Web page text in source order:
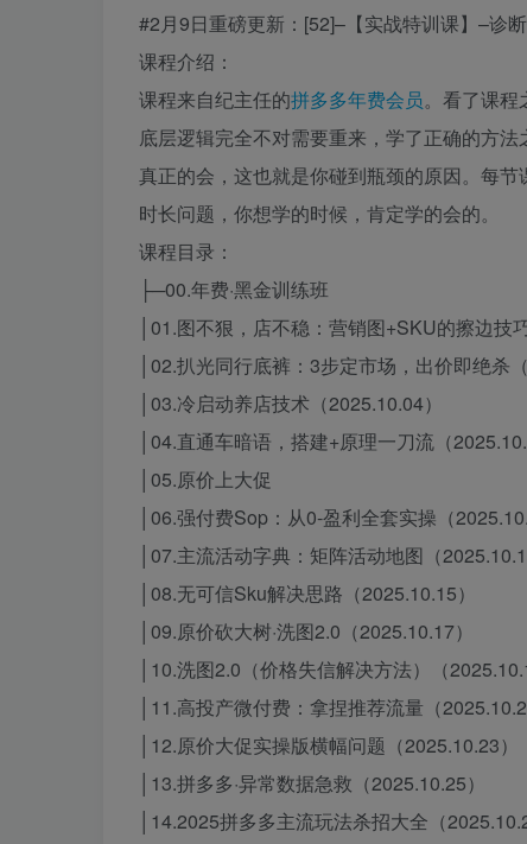
#2月9日重磅更新：[52]–【实战特训课】–诊
课程介绍：
课程来自纪主任的拼多多年费会员。看了课程
底层逻辑完全不对需要重来，学了正确的方法
真正的会，这也就是你碰到瓶颈的原因。每
时长问题，你想学的时候，肯定学的会的。
课程目录：
├─00.年费·黑金训练班
│01.图不狠，店不稳：营销图+SKU的擦边技
│02.扒光同行底裤：3步定市场，出价即绝杀
│03.冷启动养店技术（2025.10.04）
│04.直通车暗语，搭建+原理一刀流（
│05.原价上大促
│06.强付费Sop：从0-盈利全套实操（
│07.主流活动字典：矩阵活动地图（
│08.无可信Sku解决思路（2025.10.15）
│09.原价砍大树·洗图2.0（2025.10.17）
│10.洗图2.0（价格失信解决方法）（
│11.高投产微付费：拿捏推荐流量（
│12.原价大促实操版横幅问题（2025.10.23）
│13.拼多多·异常数据急救（2025.10.25）
│14.2025拼多多主流玩法杀招大全（